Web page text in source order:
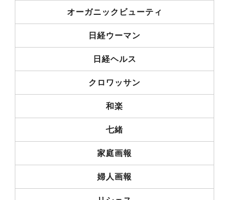
オーガニックビューティ
日経ウーマン
日経ヘルス
クロワッサン
和楽
七緒
家庭画報
婦人画報